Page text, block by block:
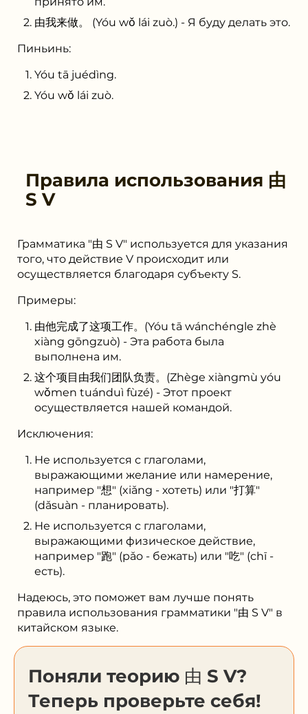
由我来做。 (Yóu wǒ lái zuò.) - Я буду делать это.
Пиньинь:
Yóu tā juédìng.
Yóu wǒ lái zuò.
Правила использования 由
S V
Грамматика "由 S V" используется для указания
того, что действие V происходит или
осуществляется благодаря субъекту S.
Примеры:
由他完成了这项工作。(Yóu tā wánchéngle zhè
xiàng gōngzuò) - Эта работа была
выполнена им.
这个项目由我们团队负责。(Zhège xiàngmù yóu
wǒmen tuánduì fùzé) - Этот проект
осуществляется нашей командой.
Исключения:
Не используется с глаголами,
выражающими желание или намерение,
например "想" (xiǎng - хотеть) или "打算"
(dǎsuàn - планировать).
Не используется с глаголами,
выражающими физическое действие,
например "跑" (pǎo - бежать) или "吃" (chī -
есть).
Надеюсь, это поможет вам лучше понять
правила использования грамматики "由 S V" в
китайском языке.
Поняли теорию 由 S V?
Теперь проверьте себя!